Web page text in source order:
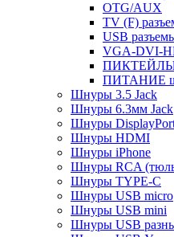
OTG/AUX
TV (F)
USB
VGA-DVI-
ПИКТЕЙЛЫ
ПИТАНИЕ
Шнуры 3.5 Jack
Шнуры 6.3мм Jack
Шнуры
Шнуры HDMI
Шнуры iPhone
Шнуры RCA
Шнуры TYPE-C
Шнуры USB micro
Шнуры USB mini
Шнуры USB